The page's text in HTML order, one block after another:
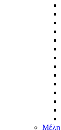
Μέλη